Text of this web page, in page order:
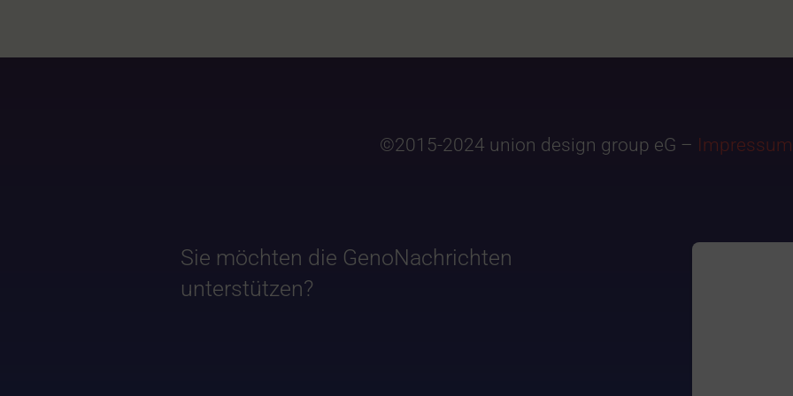
©2015-2024 union design group eG – Impressum
Sie möchten die GenoNachrichten
unterstützen?